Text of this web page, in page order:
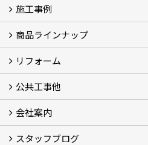
イベント予告
過去のイベント
施工事例
フォトギャラリー
モデルハウス (7)
現場レポート
完工事例
お客様の声
商品ラインナップ
商品ラインアップ一覧
FAVO（フェイボ）【自由設計】
Lodina（ロディナ）【規格住宅】
全館空調システム
リフォーム
コンセプト (2)
選ばれる理由
施工実例（フォトギャラリー）
公共工事他
建築工事 実績
土木工事 実績
一般建築(別荘)
公共工事部スタッフ紹介
会社案内
社長挨拶
会社概要
採用情報
アクセス
スタッフ紹介
スタッフブログ
資格取得一覧
プライバシーポリシー
地域貢献 (3)
スタッフブログ